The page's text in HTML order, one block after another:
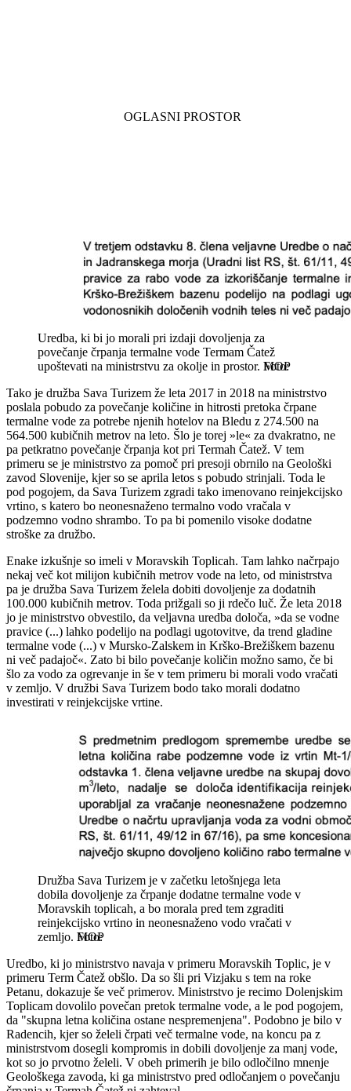
Uredba, ki bi jo morali pri izdaji dovoljenja za
povečanje črpanja termalne vode Termam Čatež
upoštevati na ministrstvu za okolje in prostor. MOP
Tako je družba Sava Turizem že leta 2017 in 2018 na ministrstvo
poslala pobudo za povečanje količine in hitrosti pretoka črpane
termalne vode za potrebe njenih hotelov na Bledu z 274.500 na
564.500 kubičnih metrov na leto. Šlo je torej »le« za dvakratno, ne
pa petkratno povečanje črpanja kot pri Termah Čatež. V tem
primeru se je ministrstvo za pomoč pri presoji obrnilo na Geološki
zavod Slovenije, kjer so se aprila letos s pobudo strinjali. Toda le
pod pogojem, da Sava Turizem zgradi tako imenovano reinjekcijsko
vrtino, s katero bo neonesnaženo termalno vodo vračala v
podzemno vodno shrambo. To pa bi pomenilo visoke dodatne
stroške za družbo.
Enake izkušnje so imeli v Moravskih Toplicah. Tam lahko načrpajo
nekaj več kot milijon kubičnih metrov vode na leto, od ministrstva
pa je družba Sava Turizem želela dobiti dovoljenje za dodatnih
100.000 kubičnih metrov. Toda prižgali so ji rdečo luč. Že leta 2018
jo je ministrstvo obvestilo, da veljavna uredba določa, »da se vodne
pravice (...) lahko podelijo na podlagi ugotovitve, da trend gladine
termalne vode (...) v Mursko-Zalskem in Krško-Brežiškem bazenu
ni več padajoč«. Zato bi bilo povečanje količin možno samo, če bi
šlo za vodo za ogrevanje in še v tem primeru bi morali vodo vračati
v zemljo. V družbi Sava Turizem bodo tako morali dodatno
investirati v reinjekcijske vrtine.
Družba Sava Turizem je v začetku letošnjega leta
dobila dovoljenje za črpanje dodatne termalne vode v
Moravskih toplicah, a bo morala pred tem zgraditi
reinjekcijsko vrtino in neonesnaženo vodo vračati v
zemljo. MOP
Uredbo, ki jo ministrstvo navaja v primeru Moravskih Toplic, je v
primeru Term Čatež obšlo. Da so šli pri Vizjaku s tem na roke
Petanu, dokazuje še več primerov. Ministrstvo je recimo Dolenjskim
Toplicam dovolilo povečan pretok termalne vode, a le pod pogojem,
da "skupna letna količina ostane nespremenjena". Podobno je bilo v
Radencih, kjer so želeli črpati več termalne vode, na koncu pa z
ministrstvom dosegli kompromis in dobili dovoljenje za manj vode,
kot so jo prvotno želeli. V obeh primerih je bilo odločilno mnenje
Geološkega zavoda, ki ga ministrstvo pred odločanjem o povečanju